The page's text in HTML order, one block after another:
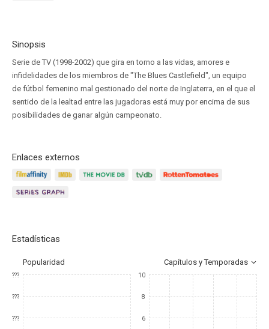
Sinopsis
Serie de TV (1998-2002) que gira en torno a las vidas, amores e
infidelidades de los miembros de "The Blues Castlefield", un equipo
de fútbol femenino mal gestionado del norte de Inglaterra, en el que el
sentido de la lealtad entre las jugadoras está muy por encima de sus
posibilidades de ganar algún campeonato.
Enlaces externos
Estadísticas
Popularidad Capítulos y Temporadas
???
???
???
10
8
6